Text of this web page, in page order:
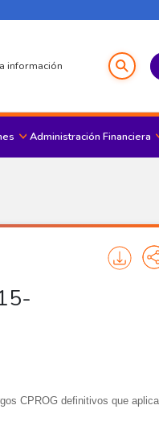
información
Administración Financiera
CPROG definitivos que